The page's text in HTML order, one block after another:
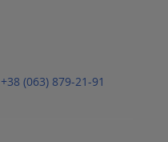
+38 (063) 879-21-91